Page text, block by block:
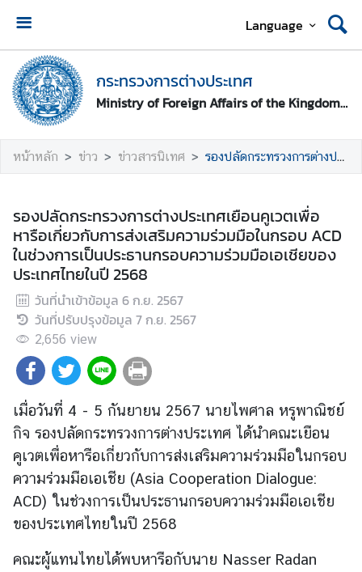
Language
กระทรวงการต่างประเทศ
Ministry of Foreign Affairs of the Kingdom of Thailand
ห
น้
า
ห
ลั
ก
ะ
ท
ร
ว
ง
ก
า
ร
ต่
า
ง
ป
ร
ะ
เ
ท
ศ
หน้าหลัก ข่าว ข่าวสารนิเทศ รองปลัดกระทรวงการต่างประเทศเยือนคูเวตเพื่อหารือเกี่ยวกับการส่งเสริมความร่วมมือในกรอบ ACD ในช่วงการเป็นประธานกรอบความร่วมมือเอเชียของประเทศไทยในปี 2568
รองปลัดกระทรวงการต่างประเทศเยือนคูเวตเพื่อ
หารือเกี่ยวกับการส่งเสริมความร่วมมือในกรอบ ACD
ในช่วงการเป็นประธานกรอบความร่วมมือเอเชียของ
ประเทศไทยในปี 2568
วันที่นำเข้าข้อมูล 6 ก.ย. 2567
วันที่ปรับปรุงข้อมูล 7 ก.ย. 2567
2,656 view
เมื่อวันที่ 4 - 5 กันยายน 2567 นายไพศาล หรูพาณิชย์
กิจ รองปลัดกระทรวงการต่างประเทศ ได้นำคณะเยือน
คูเวตเพื่อหารือเกี่ยวกับการส่งเสริมความร่วมมือในกรอบ
ความร่วมมือเอเชีย (Asia Cooperation Dialogue:
ACD) ในช่วงการเป็นประธานกรอบความร่วมมือเอเชีย
ของประเทศไทยในปี 2568
คณะผู้แทนไทยได้พบหารือกับนาย Nasser Radan